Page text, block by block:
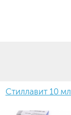
Стиллавит 10